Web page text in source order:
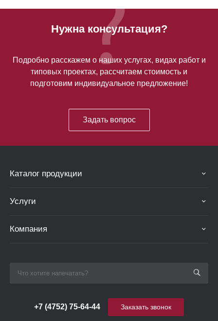
Нужна консультация?
Подробно расскажем о наших услугах, видах работ и
типовых проектах, рассчитаем стоимость и
подготовим индивидуальное предложение!
Задать вопрос
Каталог продукции
Услуги
Компания
+7 (4752) 75-64-44 Заказать звонок